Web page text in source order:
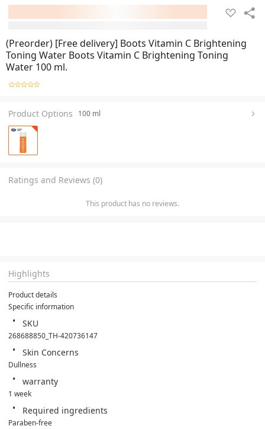
(Preorder) [Free delivery] Boots Vitamin C Brightening
Toning Water Boots Vitamin C Brightening Toning
Water 100 ml.
Product Options 100 ml
Ratings and Reviews (0)
This product has no reviews.
Highlights
Product details
Specific information
SKU
268688850_TH-420736147
Skin Concerns
Dullness
warranty
1 week
Required ingredients
Paraben-free